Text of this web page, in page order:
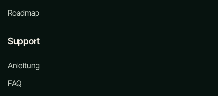
Roadmap
Support
Anleitung
FAQ